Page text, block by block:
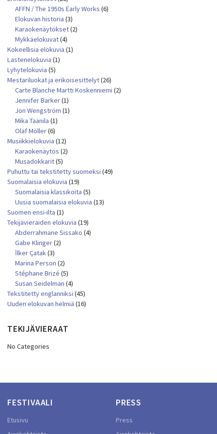
AFFN / The 1950s Early Works (6)
Elokuvan historia (3)
Karaokenäytökset(2)
Mykkäelokuvat(4)
Kokeellisia elokuvia (1)
Lastenelokuvia (1)
Lyhytelokuvia (5)
Mestariluokat ja erikoisesittelyt(26)
Carte Blanche Martti Koskenniemi (2)
Jennifer Barker(1)
Jon Wengström (1)
Mika Taanila (1)
Olaf Möller(6)
Musiikkielokuvia (12)
Karaokenäytös (2)
Musadokkarit(5)
Puhuttu tai tekstitetty suomeksi (49)
Suomalaisia elokuvia (19)
Suomalaisia klassikoita (5)
Uusia suomalaisia elokuvia (13)
Suomen ensi-ilta (1)
Tekijävieraiden elokuvia (19)
Abderrahmane Sissako (4)
Gabe Klinger(2)
İlker Çatak(3)
Marina Person (2)
Stéphane Brizé (5)
Susan Seidelman (4)
Tekstitetty englanniksi (45)
Uuden elokuvan helmiä (16)
TEKIJÄVIERAAT
No Categories
FESTIVAALI
Etusivu
PRESS
Press